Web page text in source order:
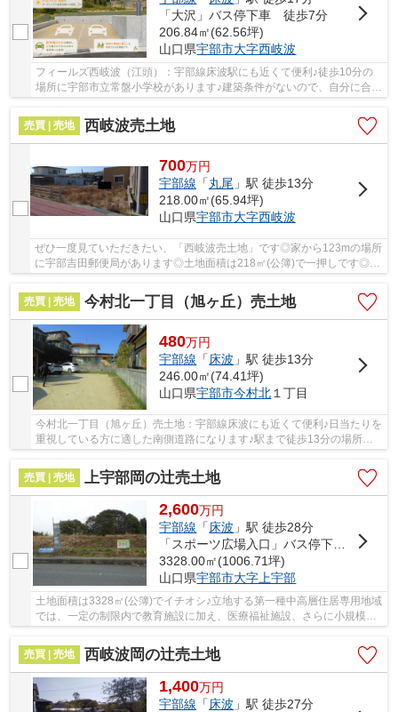
「大沢」バス停下車 徒歩7分
206.84㎡(62.56坪)
山口県宇部市大字西岐波
フィールズ西岐波（江頭）：宇部線床波駅にも近くて便利♪徒歩10分の
場所に宇部市立常盤小学校があります♪建築条件がないので、自分に合っ
売買 | 売地
西岐波売土地
700万円
宇部線 「丸尾 」駅 徒歩13分
218.00㎡(65.94坪)
山口県宇部市大字西岐波
ぜひ一度見ていただきたい、「西岐波売土地」です◎家から123mの場所
に宇部吉田郵便局があります◎土地面積は218㎡(公簿)で一押しです◎売
売買 | 売地
今村北一丁目（旭ヶ丘）売土地
480万円
宇部線 「 床波 」駅 徒歩13分
246.00㎡(74.41坪)
山口県宇部市今村北 １丁目
今村北一丁目（旭ヶ丘）売土地：宇部線床波にも近くて便利♪日当たりを
重視している方に適した南側道路になります♪駅まで徒歩13分の場所に
売買 | 売地
上宇部岡の辻売土地
2,600万円
宇部線 「 床波 」駅 徒歩28分
3328.00㎡(1006.71坪)
山口県宇部市大字上宇部
土地面積は3328㎡(公簿)でイチオシ♪立地する第一種中高層住居専用地域
では、一定の制限内で教育施設に加え、医療福祉施設、さらに小規模な
店舗や飲食店などの建設が認められている地域...
売買 | 売地
西岐波岡の辻売土地
1,400万円
宇部線 「床波 」駅 徒歩27分